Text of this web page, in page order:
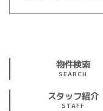
物件検索
SEARCH
スタッフ紹介
STAFF